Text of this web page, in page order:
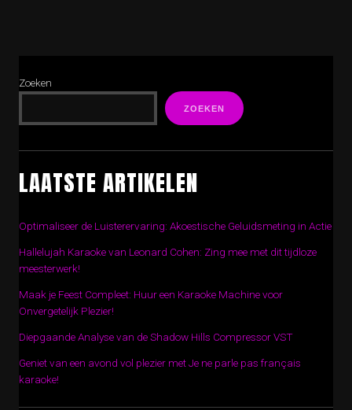
Zoeken
ZOEKEN
LAATSTE ARTIKELEN
Optimaliseer de Luisterervaring: Akoestische Geluidsmeting in Actie
Hallelujah Karaoke van Leonard Cohen: Zing mee met dit tijdloze
meesterwerk!
Maak je Feest Compleet: Huur een Karaoke Machine voor
Onvergetelijk Plezier!
Diepgaande Analyse van de Shadow Hills Compressor VST
Geniet van een avond vol plezier met Je ne parle pas français
karaoke!